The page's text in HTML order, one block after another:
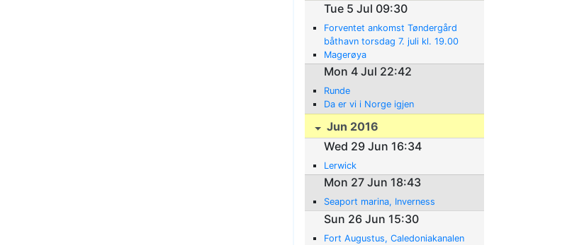
Tue 5 Jul 09:30
Forventet ankomst Tøndergård
båthavn torsdag 7. juli kl. 19.00
Magerøya
Mon 4 Jul 22:42
Runde
Da er vi i Norge igjen
Jun 2016
Wed 29 Jun 16:34
Lerwick
Mon 27 Jun 18:43
Seaport marina, Inverness
Sun 26 Jun 15:30
Fort Augustus, Caledoniakanalen